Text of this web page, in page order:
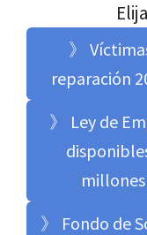
》
reparación
》 Ley de
》 Fondo de